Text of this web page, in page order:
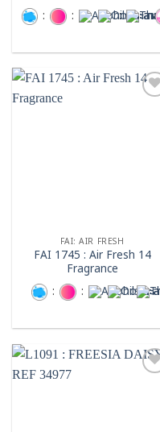
:
: : :
FAI: AIR FRESH
FAI 1745 : Air Fresh 14
Fragrance
:
: :